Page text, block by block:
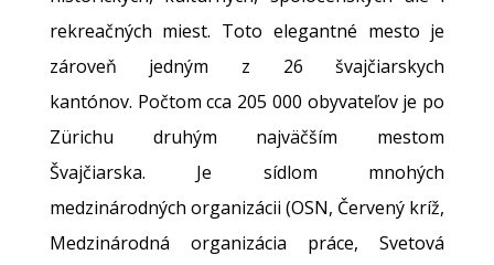
rekreačných miest. Toto elegantné mesto je
zároveň jedným z 26 švajčiarskych
kantónov. Počtom cca 205 000 obyvateľov je po
Zürichu druhým najväčším mestom
Švajčiarska. Je sídlom mnohých
medzinárodných organizácii (OSN, Červený kríž,
Medzinárodná organizácia práce, Svetová